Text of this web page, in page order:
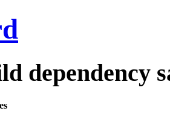
dependency